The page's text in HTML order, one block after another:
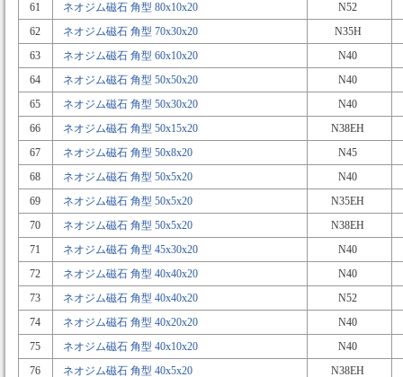
61
ネオジム磁石 角型 80x10x20
N52
62
ネオジム磁石 角型 70x30x20
N35H
63
ネオジム磁石 角型 60x10x20
N40
64
ネオジム磁石 角型 50x50x20
N40
65
ネオジム磁石 角型 50x30x20
N40
66
ネオジム磁石 角型 50x15x20
N38EH
67
ネオジム磁石 角型 50x8x20
N45
68
ネオジム磁石 角型 50x5x20
N40
69
ネオジム磁石 角型 50x5x20
N35EH
70
ネオジム磁石 角型 50x5x20
N38EH
71
ネオジム磁石 角型 45x30x20
N40
72
ネオジム磁石 角型 40x40x20
N40
73
ネオジム磁石 角型 40x40x20
N52
74
ネオジム磁石 角型 40x20x20
N40
75
ネオジム磁石 角型 40x10x20
N40
76
ネオジム磁石 角型 40x5x20 N38EH